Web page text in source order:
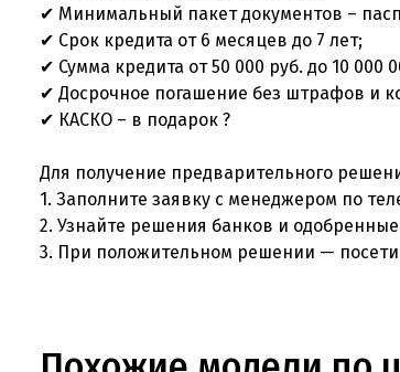
✔ Минимальный пакет документов –
✔ Срок кредита от 6 месяцев до 7 лет;
✔ Сумма кредита от 50 000 руб. до 10 000
✔ Досрочное погашение без штрафов и
✔ КАСКО – в подарок ?
Для получение предварительного
1. Заполните заявку с менеджером по
2. Узнайте решения банков и
3. При положительном решении —